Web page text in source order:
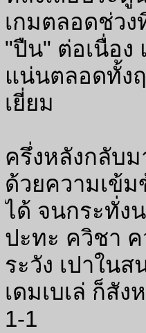
เกมตลอดช่ว
"ปืน" ต่อเนื่อง
แน่นตลอดทั้ง
เยี่ยม
ครึ่งหลังกลับม
ด้วยความเข้
ได้ จนกระทั่ง
ปะทะ ควิชา ค
ระวัง เปาใน
เดมเบเล่ ก็สัง
1-1